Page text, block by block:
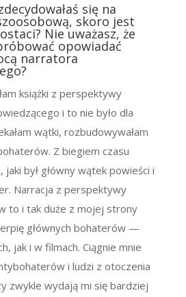
się na
skoro jest
Nie uważasz, że
opowiadać
narratora
książki z perspektywy
i to nie było dla
wątki, rozbudowywałam
Z biegiem czasu
jaki był główny wątek powieści i
Narracja z perspektywy
to i tak duże z mojej strony
głównych bohaterów —
jak i w filmach. Ciągnie mnie
i ludzi z otoczenia
zwykle wydają mi się bardziej